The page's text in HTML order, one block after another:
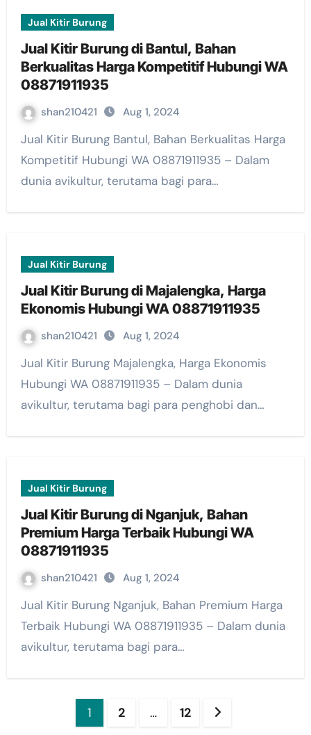
Jual Kitir Burung
Jual Kitir Burung di Bantul, Bahan
Berkualitas Harga Kompetitif Hubungi WA
08871911935
shan210421 Aug 1, 2024
Jual Kitir Burung Bantul, Bahan Berkualitas Harga
Kompetitif Hubungi WA 08871911935 – Dalam
dunia avikultur, terutama bagi para…
Jual Kitir Burung
Jual Kitir Burung di Majalengka, Harga
Ekonomis Hubungi WA 08871911935
shan210421 Aug 1, 2024
Jual Kitir Burung Majalengka, Harga Ekonomis
Hubungi WA 08871911935 – Dalam dunia
avikultur, terutama bagi para penghobi dan…
Jual Kitir Burung
Jual Kitir Burung di Nganjuk, Bahan
Premium Harga Terbaik Hubungi WA
08871911935
shan210421 Aug 1, 2024
Jual Kitir Burung Nganjuk, Bahan Premium Harga
Terbaik Hubungi WA 08871911935 – Dalam dunia
avikultur, terutama bagi para…
1 2 … 12